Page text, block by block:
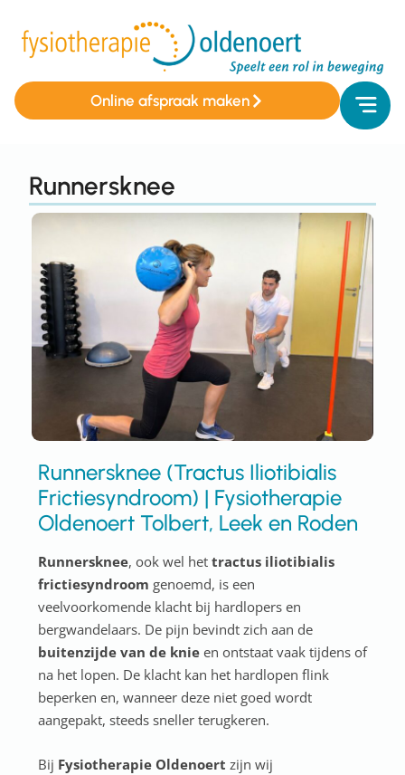
Online afspraak maken
Runnersknee
Runnersknee (Tractus Iliotibialis
Frictiesyndroom) | Fysiotherapie
Oldenoert Tolbert, Leek en Roden
Runnersknee, ook wel het tractus iliotibialis
frictiesyndroom genoemd, is een
veelvoorkomende klacht bij hardlopers en
bergwandelaars. De pijn bevindt zich aan de
buitenzijde van de knie en ontstaat vaak tijdens of
na het lopen. De klacht kan het hardlopen flink
beperken en, wanneer deze niet goed wordt
aangepakt, steeds sneller terugkeren.
Bij Fysiotherapie Oldenoert zijn wij